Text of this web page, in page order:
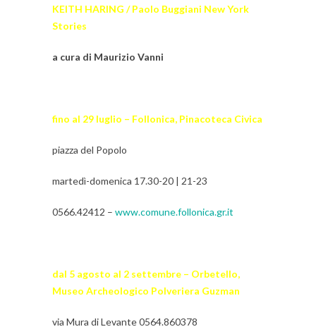
KEITH HARING / Paolo Buggiani New York
Stories
a cura di Maurizio Vanni
fino al 29 luglio – Follonica, Pinacoteca Civica
piazza del Popolo
martedì-domenica 17.30-20 | 21-23
0566.42412 – www.comune.follonica.gr.it
dal 5 agosto al 2 settembre – Orbetello,
Museo Archeologico Polveriera Guzman
via Mura di Levante 0564.860378